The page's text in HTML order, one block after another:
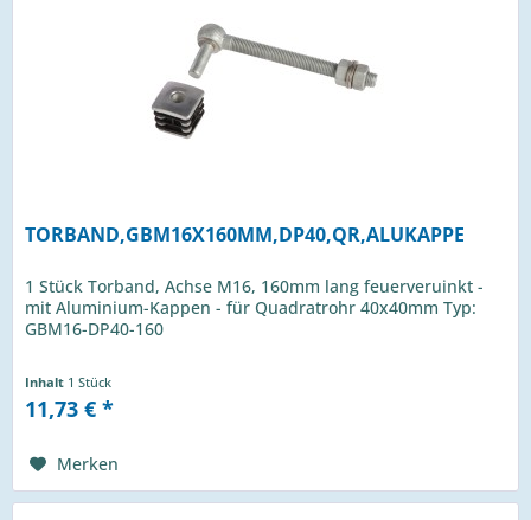
TORBAND,GBM16X160MM,DP40,QR,ALUKAPPE
1 Stück Torband, Achse M16, 160mm lang feuerveruinkt -
mit Aluminium-Kappen - für Quadratrohr 40x40mm Typ:
GBM16-DP40-160
Inhalt 1 Stück
11,73 € *
Merken